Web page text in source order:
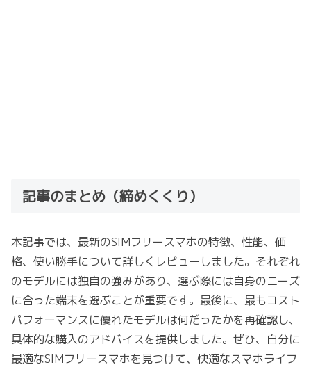
記事のまとめ（締めくくり）
本記事では、最新のSIMフリースマホの特徴、性能、価
格、使い勝手について詳しくレビューしました。それぞれ
のモデルには独自の強みがあり、選ぶ際には自身のニーズ
に合った端末を選ぶことが重要です。最後に、最もコスト
パフォーマンスに優れたモデルは何だったかを再確認し、
具体的な購入のアドバイスを提供しました。ぜひ、自分に
最適なSIMフリースマホを見つけて、快適なスマホライフ